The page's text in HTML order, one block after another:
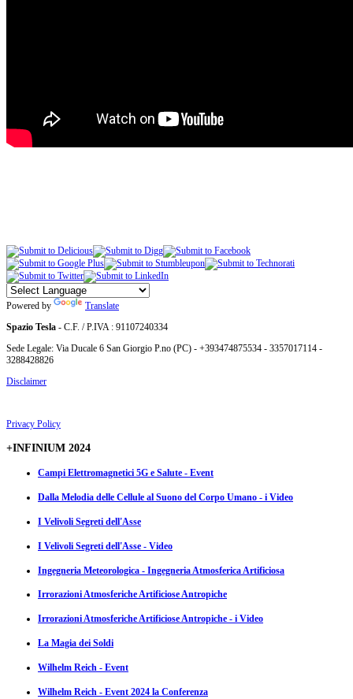
Powered by
Translate
Spazio Tesla - C.F. / P.IVA : 91107240334
Sede Legale: Via Ducale 6 San Giorgio P.no (PC) - +393474875534 - 3357017114 -
3288428826
Disclaimer
Privacy Policy
+INFINIUM 2024
Campi Elettromagnetici 5G e Salute - Event
Dalla Melodia delle Cellule al Suono del Corpo Umano - i Video
I Velivoli Segreti dell'Asse
I Velivoli Segreti dell'Asse - Video
Ingegneria Meteorologica - Ingegneria Atmosferica Artificiosa
Irrorazioni Atmosferiche Artificiose Antropiche
Irrorazioni Atmosferiche Artificiose Antropiche - i Video
La Magia dei Soldi
Wilhelm Reich - Event
Wilhelm Reich - Event 2024 la Conferenza